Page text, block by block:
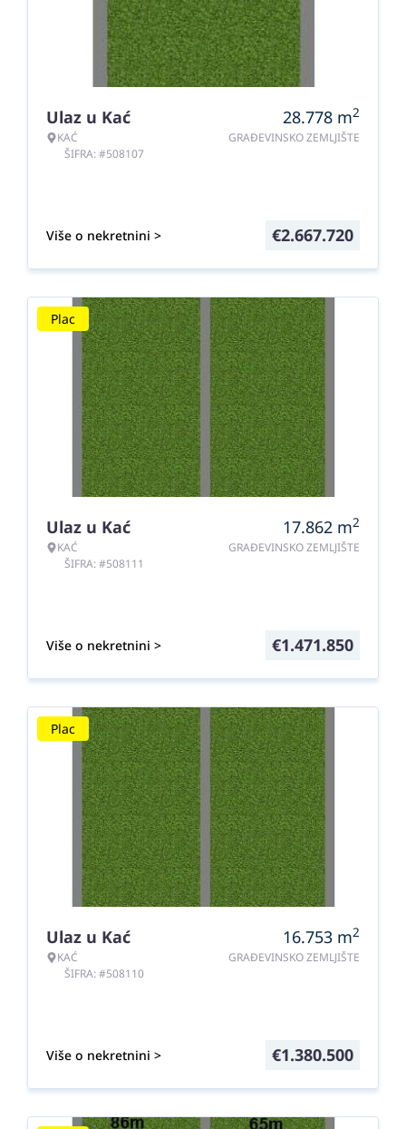
Ulaz u Kać
KAĆ
ŠIFRA: #508107
28.778 m2
GRAĐEVINSKO ZEMLJIŠTE
Više o nekretnini > €2.667.720
Plac
Ulaz u Kać
KAĆ
ŠIFRA: #508111
17.862 m2
GRAĐEVINSKO ZEMLJIŠTE
Više o nekretnini > €1.471.850
Plac
Ulaz u Kać
KAĆ
ŠIFRA: #508110
16.753 m2
GRAĐEVINSKO ZEMLJIŠTE
Više o nekretnini > €1.380.500